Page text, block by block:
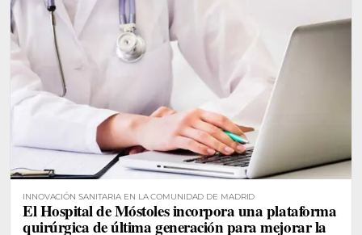
INNOVACIÓN SANITARIA EN LA COMUNIDAD DE MADRID
El Hospital de Móstoles incorpora una plataforma
quirúrgica de última generación para mejorar la